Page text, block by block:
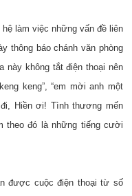
làm việc những vấn đề liên
thông báo chánh văn phòng
này không tắt điện thoại nên
keng”, “em mời anh một
đi, Hiền ơi! Tình thương mến
theo đó là những tiếng cười
được cuộc điện thoại từ số